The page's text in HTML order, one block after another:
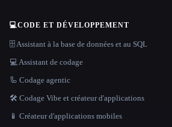
💻CODE ET DÉVELOPPEMENT
🗄️ Assistant à la base de données et au SQL
💻 Assistant de codage
🦾 Codage agentic
🛠️ Codage Vibe et créateur d'applications
📱 Créateur d'applications mobiles